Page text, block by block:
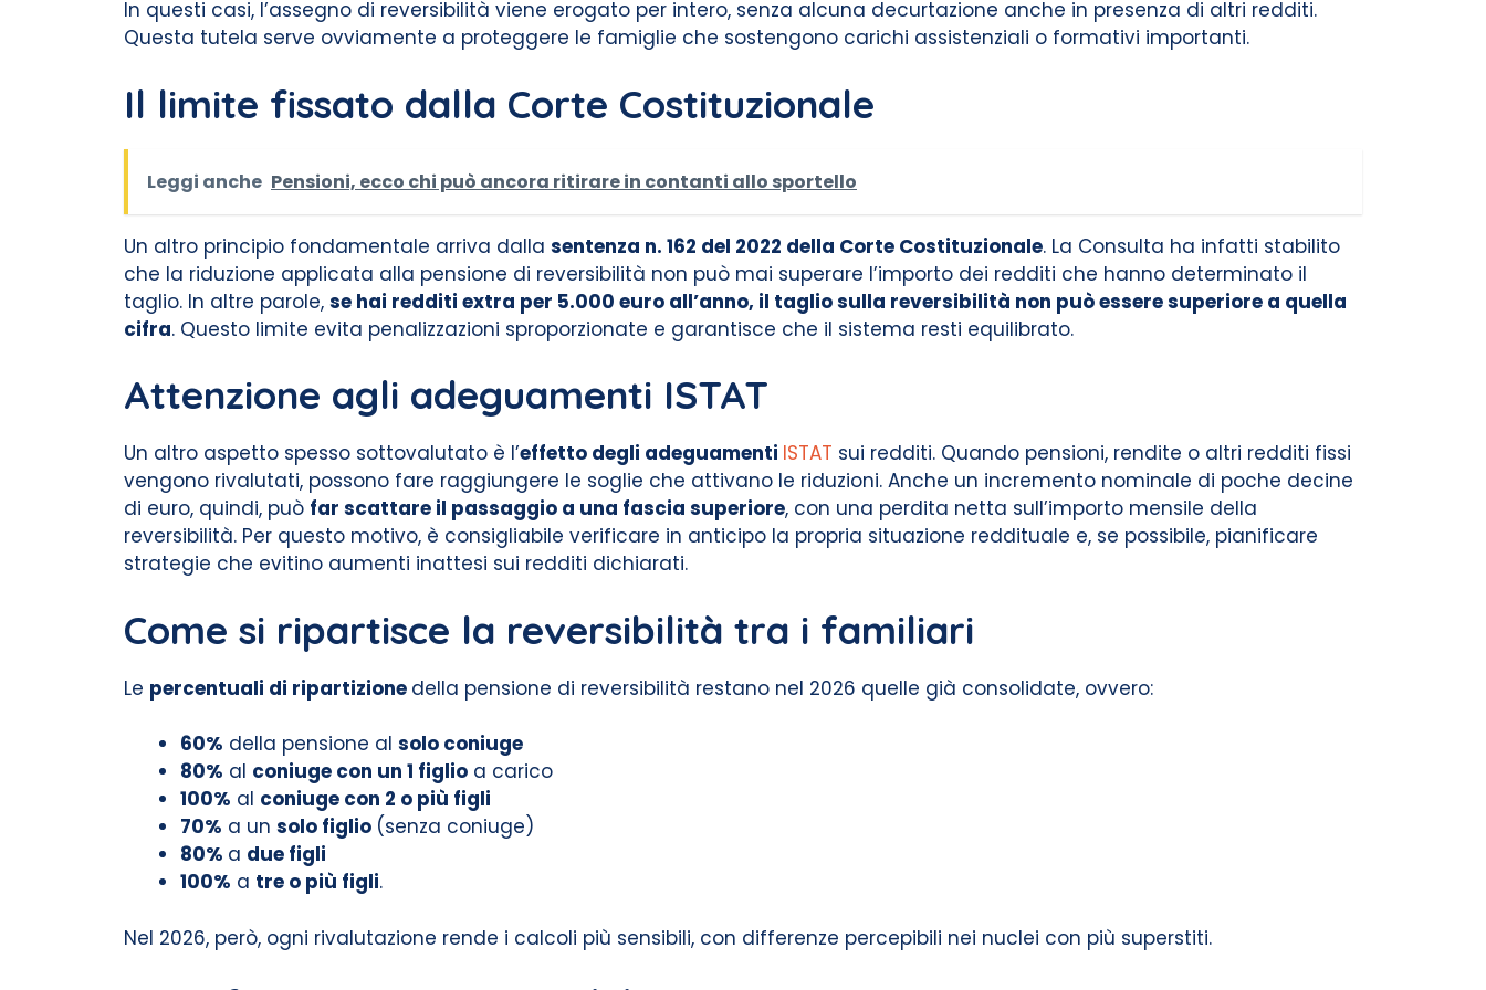
In questi casi, l’assegno di reversibilità viene erogato per intero, senza alcuna decurtazione anche in presenza di altri redditi.
Questa tutela serve ovviamente a proteggere le famiglie che sostengono carichi assistenziali o formativi importanti.
Il limite fissato dalla Corte Costituzionale
Leggi anche Pensioni, ecco chi può ancora ritirare in contanti allo sportello
Un altro principio fondamentale arriva dalla sentenza n. 162 del 2022 della Corte Costituzionale. La Consulta ha infatti stabilito
che la riduzione applicata alla pensione di reversibilità non può mai superare l’importo dei redditi che hanno determinato il
taglio. In altre parole, se hai redditi extra per 5.000 euro all’anno, il taglio sulla reversibilità non può essere superiore a quella
cifra. Questo limite evita penalizzazioni sproporzionate e garantisce che il sistema resti equilibrato.
Attenzione agli adeguamenti ISTAT
Un altro aspetto spesso sottovalutato è l’effetto degli adeguamenti ISTAT sui redditi. Quando pensioni, rendite o altri redditi fissi
vengono rivalutati, possono fare raggiungere le soglie che attivano le riduzioni. Anche un incremento nominale di poche decine
di euro, quindi, può far scattare il passaggio a una fascia superiore, con una perdita netta sull’importo mensile della
reversibilità. Per questo motivo, è consigliabile verificare in anticipo la propria situazione reddituale e, se possibile, pianificare
strategie che evitino aumenti inattesi sui redditi dichiarati.
Come si ripartisce la reversibilità tra i familiari
Le percentuali di ripartizione della pensione di reversibilità restano nel 2026 quelle già consolidate, ovvero:
60% della pensione al solo coniuge
80% al coniuge con un 1 figlio a carico
100% al coniuge con 2 o più figli
70% a un solo figlio (senza coniuge)
80% a due figli
100% a tre o più figli.
Nel 2026, però, ogni rivalutazione rende i calcoli più sensibili, con differenze percepibili nei nuclei con più superstiti.